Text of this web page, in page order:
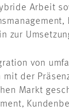
Arbeit
zur
von
mit der
Markt